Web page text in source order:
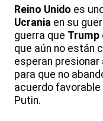
Reino Unido es
Ucrania en su
guerra que Trump
que aún no están
esperan presionar
para que no
acuerdo favorable
Putin.